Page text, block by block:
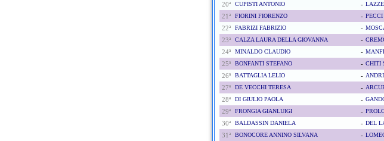
20ª
CUPISTI ANTONIO -
21ª
FIORINI FIORENZO -
22ª
FABRIZI FABRIZIO -
23ª
CALZA LAURA DELLA GIOVANNA -
24ª
MINALDO CLAUDIO -
25ª
BONFANTI STEFANO - CHITI
26ª
BATTAGLIA LELIO -
27ª
DE VECCHI TERESA -
28ª
DI GIULIO PAOLA -
29ª
FRONGIA GIANLUIGI -
30ª
BALDASSIN DANIELA - DEL
31ª
BONOCORE ANNINO SILVANA -